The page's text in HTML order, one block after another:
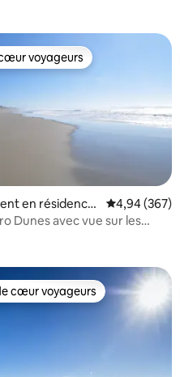
base de 109 commentaires :
voyageurs
voyageurs
en résidence
Évaluation
4,94 (367)
Dunes avec vue sur les
cœur voyageurs les plus
cœur voyageurs